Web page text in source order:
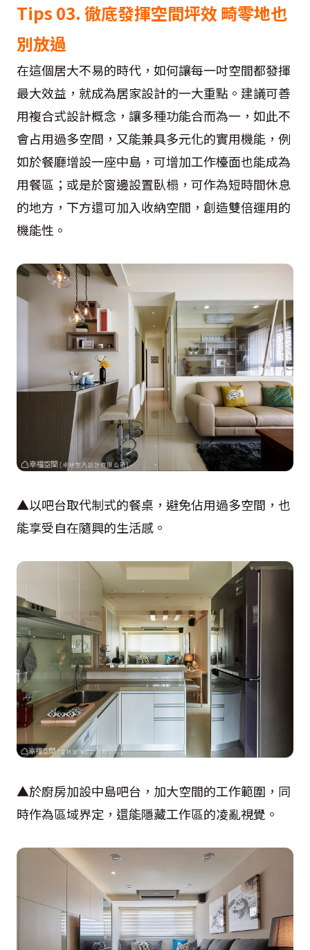
Tips 03. 徹底發揮空間坪效 畸零地也
別放過
在這個居大不易的時代，如何讓每一吋空間都發揮
最大效益，就成為居家設計的一大重點。建議可善
用複合式設計概念，讓多種功能合而為一，如此不
會占用過多空間，又能兼具多元化的實用機能，例
如於餐廳增設一座中島，可增加工作檯面也能成為
用餐區；或是於窗邊設置臥榻，可作為短時間休息
的地方，下方還可加入收納空間，創造雙倍運用的
機能性。
▲以吧台取代制式的餐桌，避免佔用過多空間，也
能享受自在隨興的生活感。
▲於廚房加設中島吧台，加大空間的工作範圍，同
時作為區域界定，還能隱藏工作區的凌亂視覺。